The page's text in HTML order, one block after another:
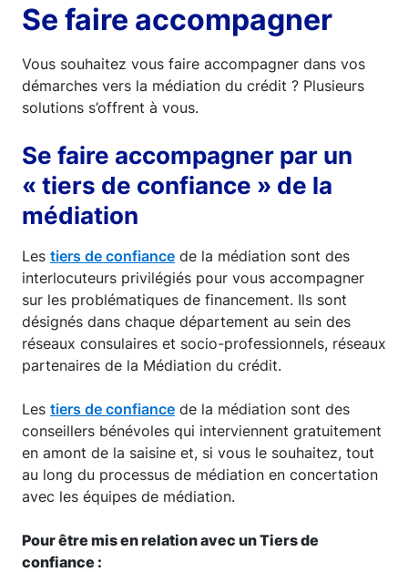
Se faire accompagner
Vous souhaitez vous faire accompagner dans vos
démarches vers la médiation du crédit ? Plusieurs
solutions s’offrent à vous.
Se faire accompagner par un
« tiers de confiance » de la
médiation
Les tiers de confiance de la médiation sont des
interlocuteurs privilégiés pour vous accompagner
sur les problématiques de financement. Ils sont
désignés dans chaque département au sein des
réseaux consulaires et socio-professionnels, réseaux
partenaires de la Médiation du crédit.
Les tiers de confiance de la médiation sont des
conseillers bénévoles qui interviennent gratuitement
en amont de la saisine et, si vous le souhaitez, tout
au long du processus de médiation en concertation
avec les équipes de médiation.
Pour être mis en relation avec un Tiers de
confiance :